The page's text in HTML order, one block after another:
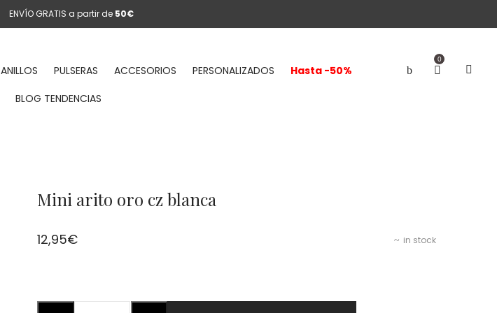
ENVÍO GRATIS a partir de 50€
0
ANILLOS PULSERAS ACCESORIOS PERSONALIZADOS
Hasta -50%
BLOG TENDENCIAS
Mini arito oro cz blanca
in stock
12,95€